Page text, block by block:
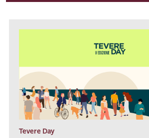
Tevere Day